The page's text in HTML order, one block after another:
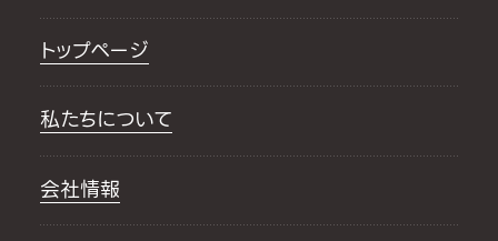
トップページ
私たちについて
会社情報